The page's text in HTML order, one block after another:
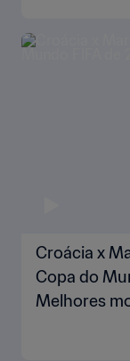
Croácia x
Copa do
Melhores